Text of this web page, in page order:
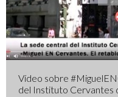
Vídeo sobre
del Instituto Cervantes